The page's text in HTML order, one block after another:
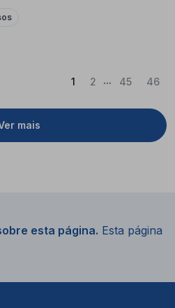
mais
1 (Atual)
2 ... 45 46
esta página. Esta página